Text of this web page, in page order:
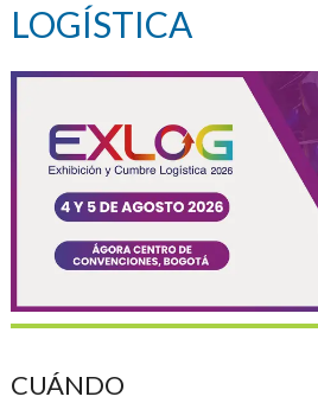
LOGÍSTICA
CUÁNDO